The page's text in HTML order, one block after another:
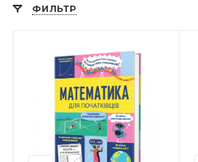
уроків української»
более 10 000
#книголав
мировых бестселлеров
топовыми украинскими
работы издательства
ФИЛЬТР